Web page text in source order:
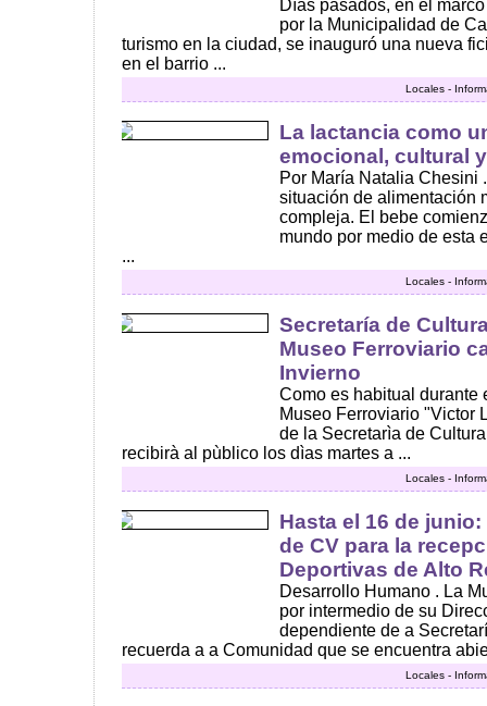
Días pasados, en el
por la Municipalidad de
turismo en la ciudad, se inauguró una nueva
en el barrio ...
Locales -
La lactancia como
emocional, cultural
Por María Natalia Chesini
situación de alimentación
compleja. El bebe
mundo por medio de esta
...
Locales -
Secretaría de
Museo Ferroviario
Invierno
Como es habitual durante
Museo Ferroviario "Victor
de la Secretarìa de
recibirà al pùblico los dìas martes a ...
Locales -
Hasta el 16 de
de CV para la
Deportivas de Alto
Desarrollo Humano . La
por intermedio de su
dependiente de a
recuerda a a Comunidad que se encuentra
Locales -